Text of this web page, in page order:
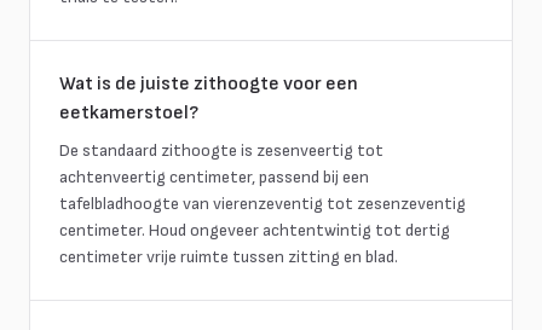
Wat is de juiste zithoogte voor een
eetkamerstoel?
De standaard zithoogte is zesenveertig tot
achtenveertig centimeter, passend bij een
tafelbladhoogte van vierenzeventig tot zesenzeventig
centimeter. Houd ongeveer achtentwintig tot dertig
centimeter vrije ruimte tussen zitting en blad.